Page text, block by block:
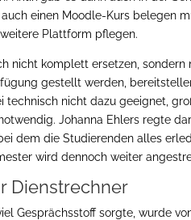
einen Moodle-Kurs belegen
Plattform pflegen.
nicht komplett ersetzen,
gestellt werden,
technisch nicht dazu geeignet,
Johanna Ehlers regte
dem die Studierenden alles
wird dennoch weiter
Dienstrechner
Gesprächsstoff sorgte, wurde